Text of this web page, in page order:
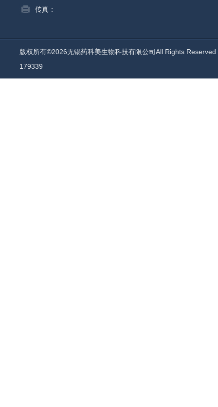
传真：
版权所有©2026无锡药科美生物科技有限公司All Rights
179339